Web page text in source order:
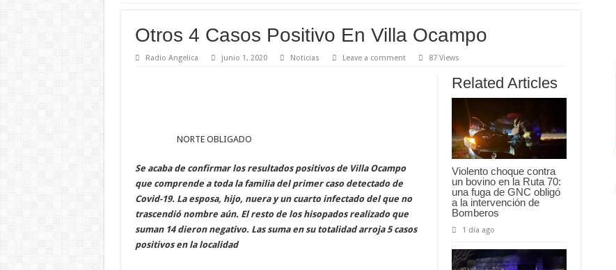
Otros 4 Casos Positivo En Villa Ocampo
Radio Angelica junio 1, 2020 Noticias Leave a comment 87 Views
Related Articles
Violento choque contra
un bovino en la Ruta 70:
una fuga de GNC obligó
a la intervención de
Bomberos
1 día ago
NORTE OBLIGADO
Se acaba de confirmar los resultados positivos de Villa Ocampo
que comprende a toda la familia del primer caso detectado de
Covid-19. La esposa, hijo, nuera y un cuarto infectado del que no
trascendió nombre aún. El resto de los hisopados realizado que
suman 14 dieron negativo. Las suma en su totalidad arroja 5 casos
positivos en la localidad